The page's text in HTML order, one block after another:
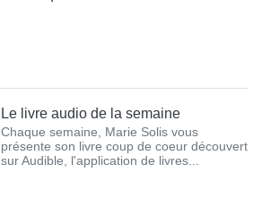
Le livre audio de la semaine
Chaque semaine, Marie Solis vous
présente son livre coup de coeur découvert
sur Audible, l'application de livres...